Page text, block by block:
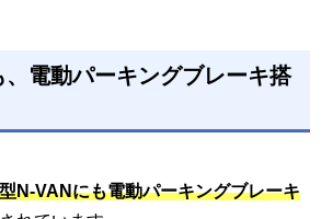
、電動パーキングブレーキ搭
N-VANにも電動パーキングブレーキ